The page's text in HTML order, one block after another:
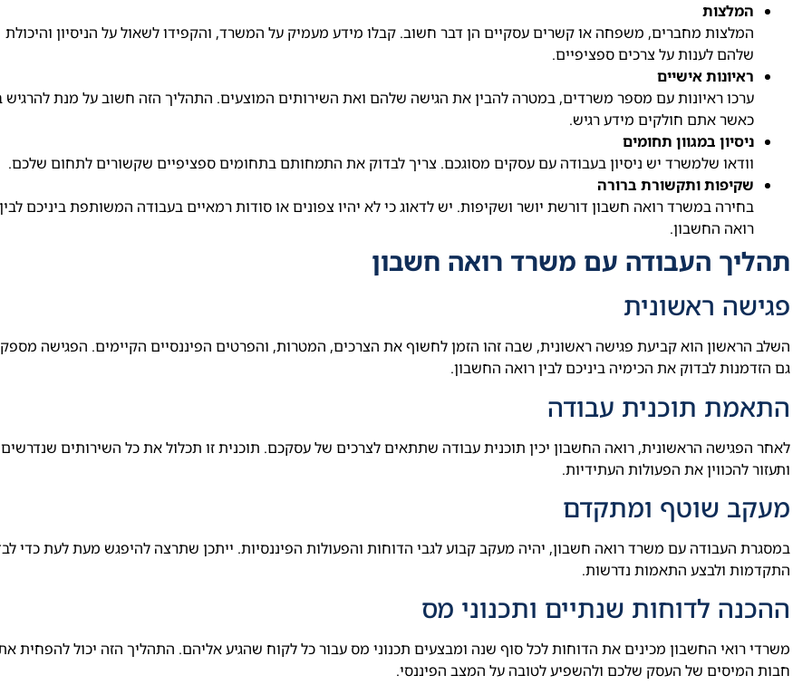
המלצות
המלצות מחברים, משפחה או קשרים עסקיים הן דבר חשוב. קבלו מידע מעמיק על המשרד, והקפידו לשאול על הניסיון והיכולת
שלהם לענות על צרכים ספציפיים.
ראיונות אישיים
ערכו ראיונות עם מספר משרדים, במטרה להבין את הגישה שלהם ואת השירותים המוצעים. התהליך הזה חשוב על מנת להרגיש
כאשר אתם חולקים מידע רגיש.
ניסיון במגוון תחומים
וודאו שלמשרד יש ניסיון בעבודה עם עסקים מסוגכם. צריך לבדוק את התמחותם בתחומים ספציפיים שקשורים לתחום שלכם.
שקיפות ותקשורת ברורה
בחירה במשרד רואה חשבון דורשת יושר ושקיפות. יש לדאוג כי לא יהיו צפונים או סודות רמאיים בעבודה המשותפת ביניכם לבין
רואה החשבון.
תהליך העבודה עם משרד רואה חשבון
פגישה ראשונית
השלב הראשון הוא קביעת פגישה ראשונית, שבה זהו הזמן לחשוף את הצרכים, המטרות, והפרטים הפיננסיים הקיימים. הפגישה
גם הזדמנות לבדוק את הכימיה ביניכם לבין רואה החשבון.
התאמת תוכנית עבודה
לאחר הפגישה הראשונית, רואה החשבון יכין תוכנית עבודה שתתאים לצרכים של עסקכם. תוכנית זו תכלול את כל השירותים שנדרשים
ותעזור להכווין את הפעולות העתידיות.
מעקב שוטף ומתקדם
במסגרת העבודה עם משרד רואה חשבון, יהיה מעקב קבוע לגבי הדוחות והפעולות הפיננסיות. ייתכן שתרצה להיפגש מעת לעת כדי
התקדמות ולבצע התאמות נדרשות.
ההכנה לדוחות שנתיים ותכנוני מס
משרדי רואי החשבון מכינים את הדוחות לכל סוף שנה ומבצעים תכנוני מס עבור כל לקוח שהגיע אליהם. התהליך הזה יכול להפחית
חבות המיסים של העסק שלכם ולהשפיע לטובה על המצב הפיננסי.